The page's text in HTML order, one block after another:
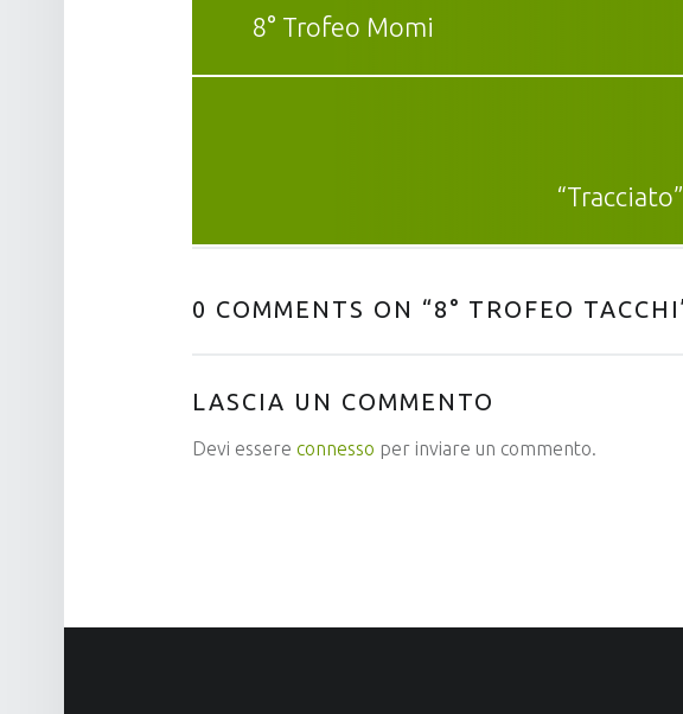
8° Trofeo Momi
0 COMMENTS ON “8° TROFEO TACCHI
LASCIA UN COMMENTO
Devi essere connesso per inviare un commento.